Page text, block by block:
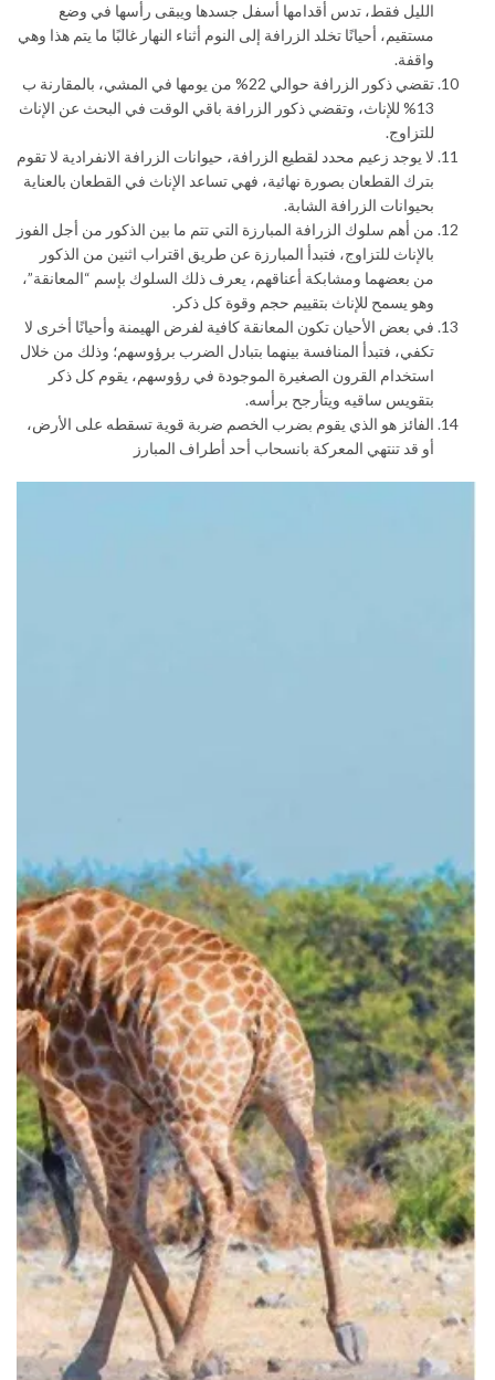
الليل فقط، تدس أقدامها أسفل جسدها ويبقى رأسها في وضع
مستقيم، أحيانًا تخلد الزرافة إلى النوم أثناء النهار غالبًا ما يتم هذا وهي
واقفة.
تقضي ذكور الزرافة حوالي 22% من يومها في المشي، بالمقارنة ب
13% للإناث، وتقضي ذكور الزرافة باقي الوقت في البحث عن الإناث
للتزاوج.
لا يوجد زعيم محدد لقطيع الزرافة، حيوانات الزرافة الانفرادية لا تقوم
بترك القطعان بصورة نهائية، فهي تساعد الإناث في القطعان بالعناية
بحيوانات الزرافة الشابة.
من أهم سلوك الزرافة المبارزة التي تتم ما بين الذكور من أجل الفوز
بالإناث للتزاوج، فتبدأ المبارزة عن طريق اقتراب اثنين من الذكور
من بعضهما ومشابكة أعناقهم، يعرف ذلك السلوك بإسم “المعانقة”،
وهو يسمح للإناث بتقييم حجم وقوة كل ذكر.
في بعض الأحيان تكون المعانقة كافية لفرض الهيمنة وأحيانًا أخرى لا
تكفي، فتبدأ المنافسة بينهما بتبادل الضرب برؤوسهم؛ وذلك من خلال
استخدام القرون الصغيرة الموجودة في رؤوسهم، يقوم كل ذكر
بتقويس ساقيه ويتأرجح برأسه.
الفائز هو الذي يقوم بضرب الخصم ضربة قوية تسقطه على الأرض،
أو قد تنتهي المعركة بانسحاب أحد أطراف المبارز